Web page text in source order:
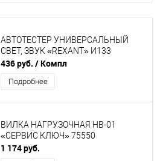
АВТОТЕСТЕР УНИВЕРСАЛЬНЫЙ
СВЕТ, ЗВУК «REXANT» И133
436 руб. / Компл
Подробнее
ВИЛКА НАГРУЗОЧНАЯ НВ-01
«СЕРВИС КЛЮЧ» 75550
1 174 руб.